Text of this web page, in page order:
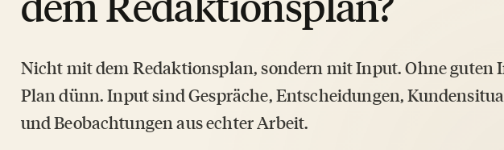
Nicht mit dem Redaktionsplan, sondern mit Input. Ohne guten
Plan dünn. Input sind Gespräche, Entscheidungen,
und Beobachtungen aus echter Arbeit.